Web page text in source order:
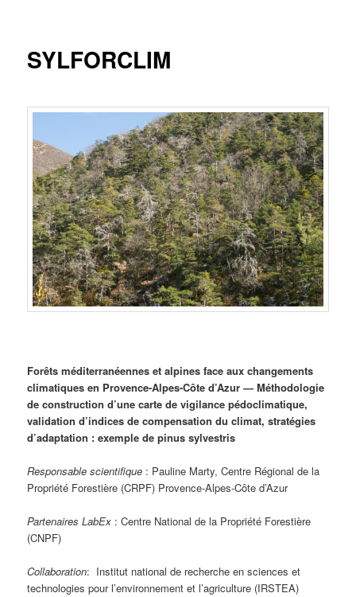
SYLFORCLIM
Forêts méditerranéennes et alpines face aux changements
climatiques en Provence-Alpes-Côte d’Azur —Méthodologie
de construction d’une carte de vigilance pédoclimatique,
validation d’indices de compensation du climat, stratégies
d’adaptation : exemple de pinus sylvestris
Responsable scientifique : Pauline Marty, Centre Régional de la
Propriété Forestière (CRPF) Provence-Alpes-Côte d’Azur
Partenaires LabEx : Centre National de la Propriété Forestière
(CNPF)
Collaboration: Institut national de recherche en sciences et
technologies pour l’environnement et l’agriculture (IRSTEA)